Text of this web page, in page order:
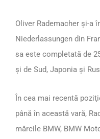
Oliver Rademacher și-a
Niederlassungen din
sa este completată de
și de Sud, Japonia și
În cea mai recentă
până în această vară,
mărcile BMW, BMW